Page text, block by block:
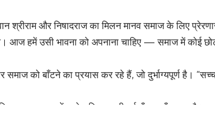
श्रीराम और निषादराज का मिलन मानव समाज के लिए
हमें उसी भावना को अपनाना चाहिए — समाज में कोई
को बाँटने का प्रयास कर रहे हैं, जो दुर्भाग्यपूर्ण है।
सरकार में प्रदेश विकास की नई ऊँचाइयाँ छू रहा है।